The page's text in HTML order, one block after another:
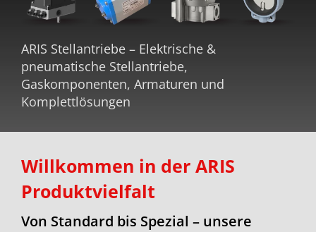
ARIS Stellantriebe – Elektrische &
pneumatische Stellantriebe,
Gaskomponenten, Armaturen und
Komplettlösungen
Willkommen in der ARIS
Produktvielfalt
Von Standard bis Spezial – unsere